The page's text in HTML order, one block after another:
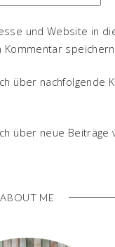
und Website in
speichern.
über nachfolgende
über neue Beiträge
ABOUT ME